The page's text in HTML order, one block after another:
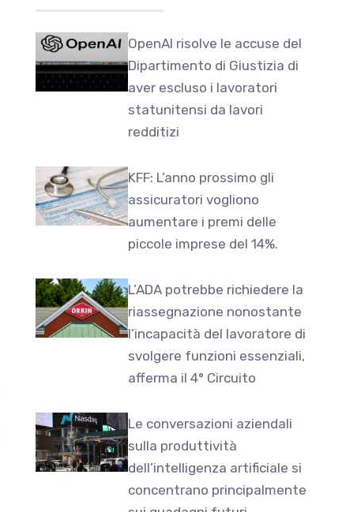
OpenAI risolve le accuse del
Dipartimento di Giustizia di
aver escluso i lavoratori
statunitensi da lavori
redditizi
KFF: L’anno prossimo gli
assicuratori vogliono
aumentare i premi delle
piccole imprese del 14%.
L’ADA potrebbe richiedere la
riassegnazione nonostante
l’incapacità del lavoratore di
svolgere funzioni essenziali,
afferma il 4° Circuito
Le conversazioni aziendali
sulla produttività
dell’intelligenza artificiale si
concentrano principalmente